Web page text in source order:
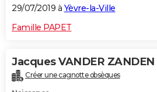
29/07/2019 à Yèvre-la-Ville
Famille PAPET
Jacques VANDER ZANDEN
Créer une cagnotte obsèques